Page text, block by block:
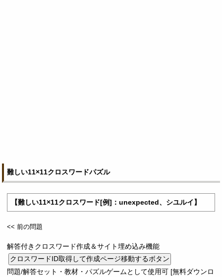
難しい11×11クロスワードパズル
【難しい11×11クロスワード[例]：unexpected、シユルイ】
<< 前の問題
解答付きクロスワード作成＆サイト埋め込み機能
問題/解答セット・教材・パズルゲームとして使用可 [無料ダウンロ